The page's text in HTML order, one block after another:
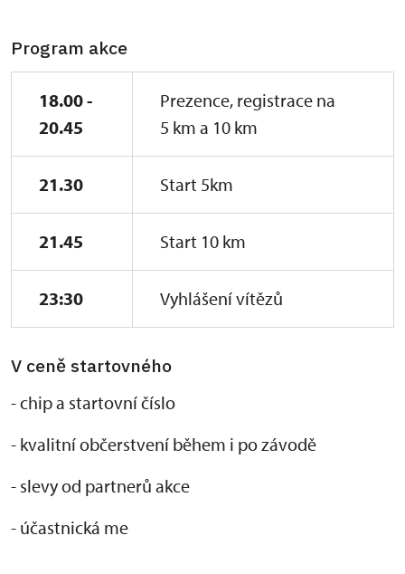
Program akce
18.00 -
20.45
Prezence, registrace na
5 km a 10 km
21.30 Start 5km
21.45 Start 10 km
23:30 Vyhlášení vítězů
V ceně startovného
- chip a startovní číslo
- kvalitní občerstvení během i po závodě
- slevy od partnerů akce
- účastnická me